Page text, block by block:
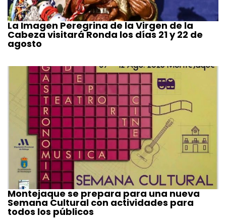
La Imagen Peregrina de la Virgen de la
Cabeza visitará Ronda los días 21 y 22 de
agosto
Montejaque se prepara para una nueva
Semana Cultural con actividades para
todos los públicos